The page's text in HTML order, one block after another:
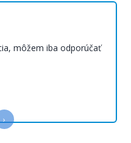
môžem iba odporúčať
›